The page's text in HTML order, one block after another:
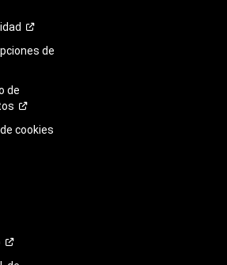
de
de
cookies